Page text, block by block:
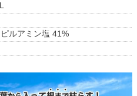
ルアミン塩 41%